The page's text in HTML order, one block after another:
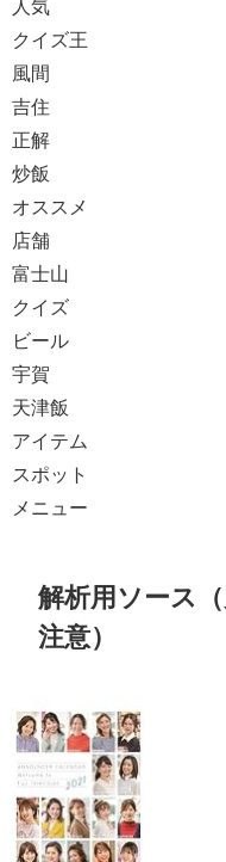
人気
クイズ王
風間
吉住
正解
炒飯
オススメ
店舗
富士山
クイズ
ビール
宇賀
天津飯
アイテム
スポット
メニュー
解析用ソース
注意）